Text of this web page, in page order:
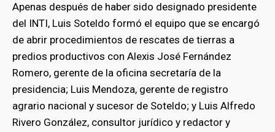
Apenas después de haber sido designado presidente
del INTI, Luis Soteldo formó el equipo que se encargó
de abrir procedimientos de rescates de tierras a
predios productivos con Alexis José Fernández
Romero, gerente de la oficina secretaría de la
presidencia; Luis Mendoza, gerente de registro
agrario nacional y sucesor de Soteldo; y Luis Alfredo
Rivero González, consultor jurídico y redactor y